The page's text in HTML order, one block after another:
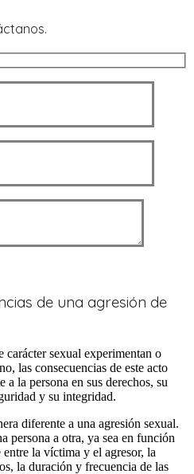
de una agresión de
carácter sexual experimentan o
las consecuencias de este acto
la persona en sus derechos, su
y su integridad.
diferente a una agresión sexual.
persona a otra, ya sea en función
la víctima y el agresor, la
la duración y frecuencia de las